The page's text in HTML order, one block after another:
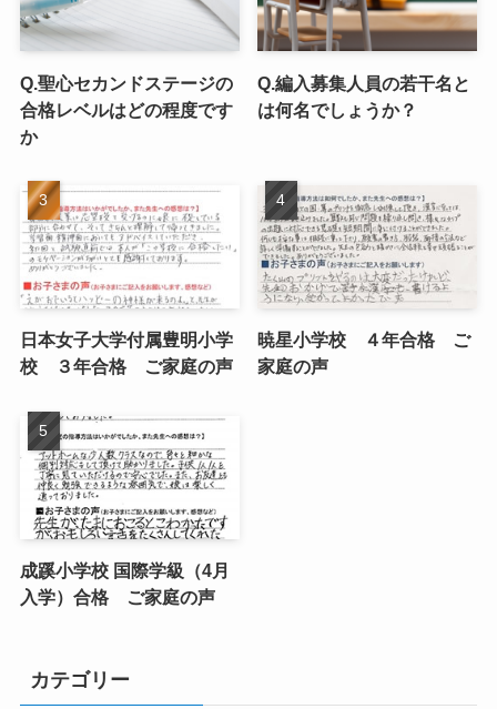
Q.聖心セカンドステージの
合格レベルはどの程度です
か
Q.編入募集人員の若干名と
は何名でしょうか？
日本女子大学付属豊明小学
校 ３年合格 ご家庭の声
暁星小学校 ４年合格 ご
家庭の声
成蹊小学校 国際学級（4月
入学）合格 ご家庭の声
カテゴリー